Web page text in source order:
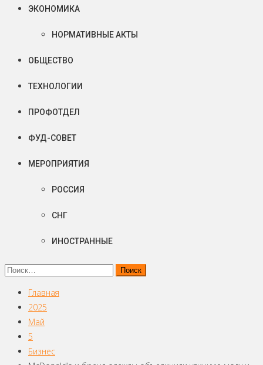
ЭКОНОМИКА
НОРМАТИВНЫЕ АКТЫ
ОБЩЕСТВО
ТЕХНОЛОГИИ
ПРОФОТДЕЛ
ФУД-СОВЕТ
МЕРОПРИЯТИЯ
РОССИЯ
СНГ
ИНОСТРАННЫЕ
Найти:
Главная
2025
Май
5
Бизнес